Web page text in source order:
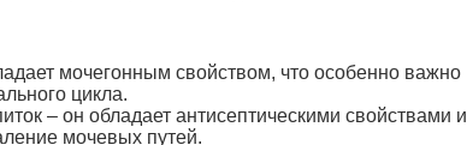
мочегонным свойством, что особенно важно
цикла.
– он обладает антисептическими свойствами и
мочевых путей.